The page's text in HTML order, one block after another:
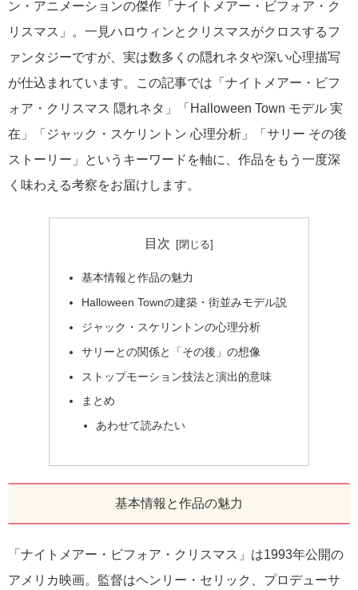
ン・アニメーションの傑作「ナイトメアー・ビフォア・ク
リスマス」。一見ハロウィンとクリスマスがクロスするフ
ァンタジーですが、実は数多くの隠れネタや深い心理描写
が仕込まれています。この記事では「ナイトメアー・ビフ
ォア・クリスマス 隠れネタ」「Halloween Town モデル 実
在」「ジャック・スケリントン 心理分析」「サリー その後
ストーリー」というキーワードを軸に、作品をもう一度深
く味わえる考察をお届けします。
目次
基本情報と作品の魅力
Halloween Townの建築・街並みモデル説
ジャック・スケリントンの心理分析
サリーとの関係と「その後」の想像
ストップモーション技法と演出的意味
まとめ
あわせて読みたい
基本情報と作品の魅力
「ナイトメアー・ビフォア・クリスマス」は1993年公開の
アメリカ映画。監督はヘンリー・セリック、プロデューサ